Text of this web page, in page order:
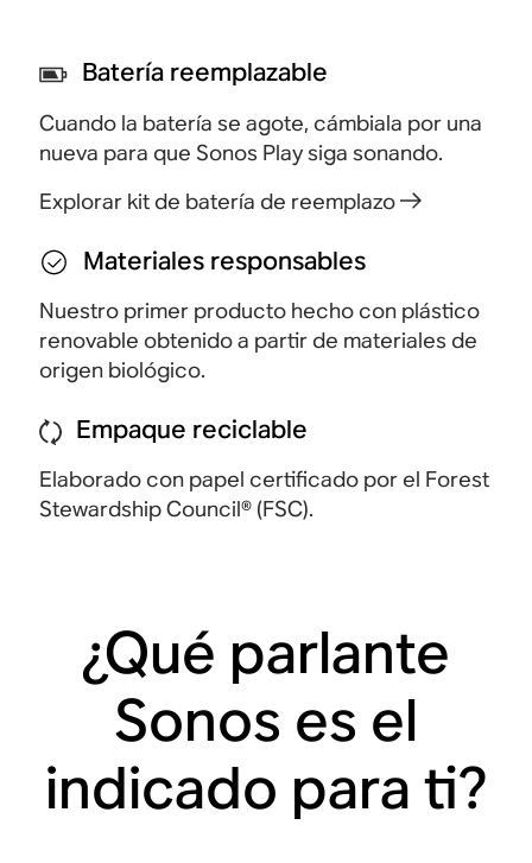
Batería reemplazable
Cuando la batería se agote, cámbiala por una
nueva para que Sonos Play siga sonando.
Explorar kit de batería de reemplazo
Materiales responsables
Nuestro primer producto hecho con plástico
renovable obtenido a partir de materiales de
origen biológico.
Empaque reciclable
Elaborado con papel certificado por el Forest
Stewardship Council® (FSC).
¿Qué parlante
Sonos es el
indicado para ti?